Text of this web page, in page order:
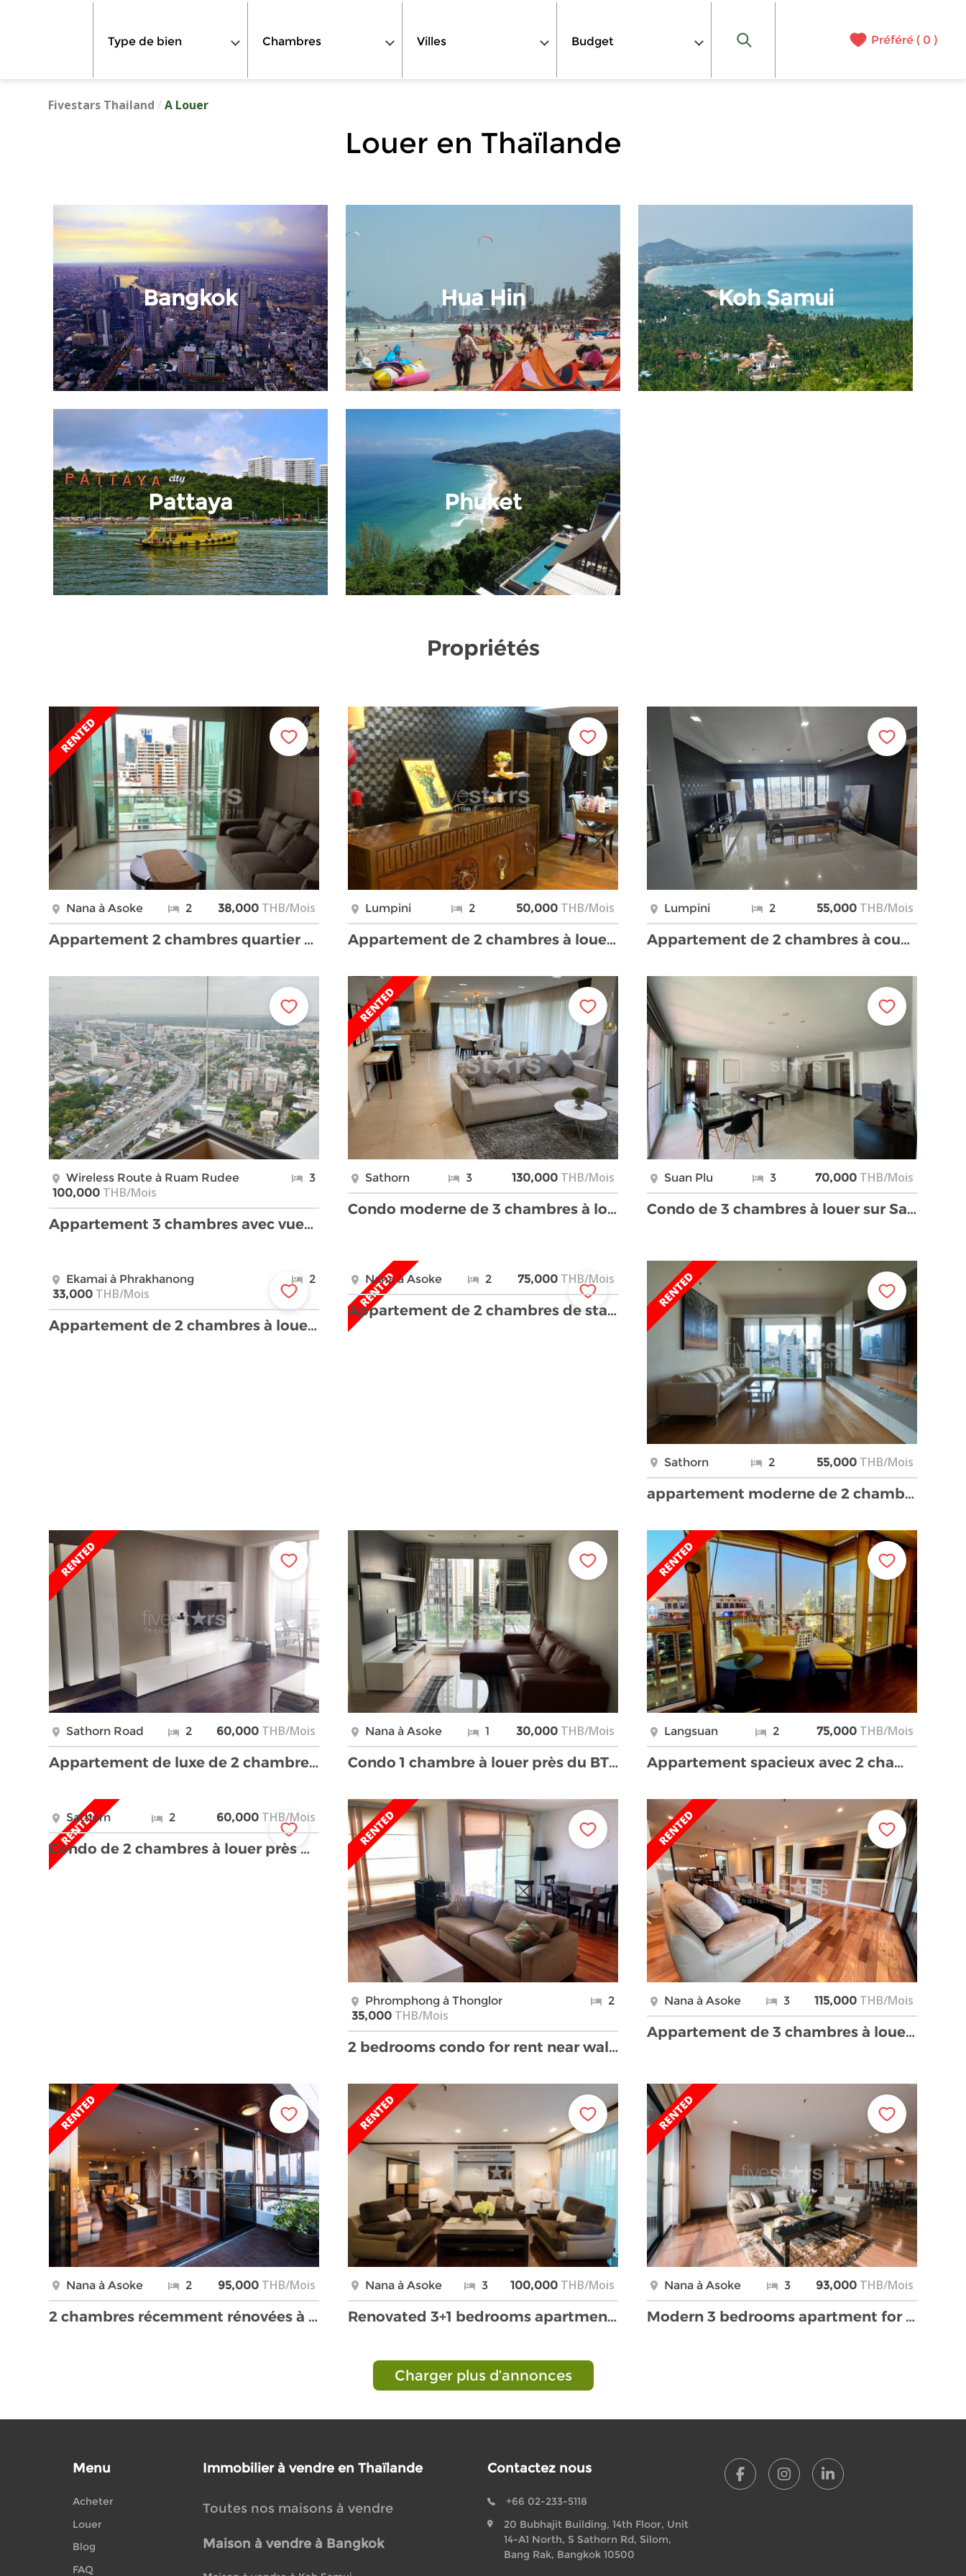
Type de bien Chambres Villes Budget Préféré ( 0 )
Fivestars Thailand /A Louer
Louer en Thaïlande
Bangkok Hua Hin Koh Samui
Pattaya Phuket
Propriétés
Nana à Asoke 2 38,000 THB/Mois
Appartement 2 chambres quartier Nana
Lumpini 2 50,000 THB/Mois
Appartement de 2 chambres à louer sur la route Ram …
Lumpini 2 55,000 THB/Mois
Appartement de 2 chambres à coucher en étage élevé …
Wireless Route à Ruam Rudee
3
100,000 THB/Mois
Appartement 3 chambres avec vues fleuve/ville magn …
Sathorn 3 130,000 THB/Mois
Condo moderne de 3 chambres à louer sur Sathorn
Suan Plu 3 70,000 THB/Mois
Condo de 3 chambres à louer sur Sathorn
Ekamai à Phrakhanong
2
33,000 THB/Mois
Appartement de 2 chambres à louer près du BTS Phra …
Nana à Asoke 2 75,000 THB/Mois
Appartement de 2 chambres de standing à louer à Na …
Sathorn 2 55,000 THB/Mois
appartement moderne de 2 chambres à Sathorn
Sathorn Road 2 60,000 THB/Mois
Appartement de luxe de 2 chambres proche de BTS Ch …
Nana à Asoke 1 30,000 THB/Mois
Condo 1 chambre à louer près du BTS Nana
Langsuan 2 75,000 THB/Mois
Appartement spacieux avec 2 chambres à louer proch …
Sathorn 2 60,000 THB/Mois
Condo de 2 chambres à louer près de la station BTS …
Phromphong à Thonglor
2
35,000 THB/Mois
2 bedrooms condo for rent near walking distance to …
Nana à Asoke 3 115,000 THB/Mois
Appartement de 3 chambres à louer à Asoke, près du …
Nana à Asoke 2 95,000 THB/Mois
2 chambres récemment rénovées à louer sur Asoke
Nana à Asoke 3 100,000 THB/Mois
Renovated 3+1 bedrooms apartment for rent in Asoke
Nana à Asoke 3 93,000 THB/Mois
Modern 3 bedrooms apartment for rent in Asoke
Charger plus d’annonces
Menu
Acheter
Louer
Blog
FAQ
Immobilier à vendre en Thaïlande
Toutes nos maisons à vendre
Maison à vendre à Bangkok
Contactez nous
+66 02-233-5118
20 Bubhajit Building, 14th Floor, Unit
14-A1 North, S Sathorn Rd, Silom,
Bang Rak, Bangkok 10500